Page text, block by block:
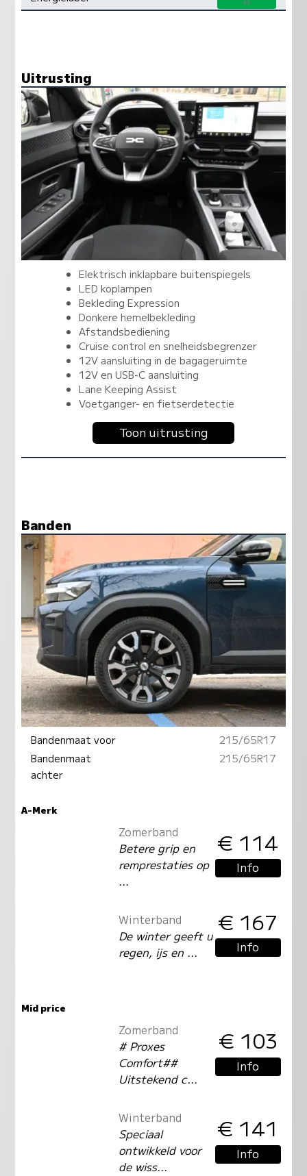
Uitrusting
Elektrisch inklapbare buitenspiegels
LED koplampen
Bekleding Expression
Donkere hemelbekleding
Afstandsbediening
Cruise control en snelheidsbegrenzer
12V aansluiting in de bagageruimte
12V en USB-C aansluiting
Lane Keeping Assist
Voetganger- en fietserdetectie
Toon uitrusting
Banden
Bandenmaat voor
215/65R17
Bandenmaat
achter
215/65R17
A-Merk
Zomerband
Betere grip en
remprestaties op
...
€ 114
Info
Winterband
De winter geeft u
regen, ijs en ...
€ 167
Info
Mid price
Zomerband
# Proxes
Comfort##
Uitstekend c...
€ 103
Info
Winterband
Speciaal
ontwikkeld voor
de wiss...
€ 141
Info